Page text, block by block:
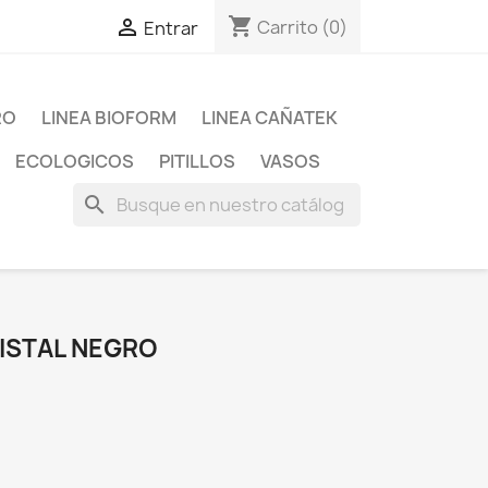
 Entrar shopping_cart Carrito (0)
LINEA BIOFORM
LINEA CAÑATEK
ECOLOGICOS PITILLOS VASOS
search
NEGRO